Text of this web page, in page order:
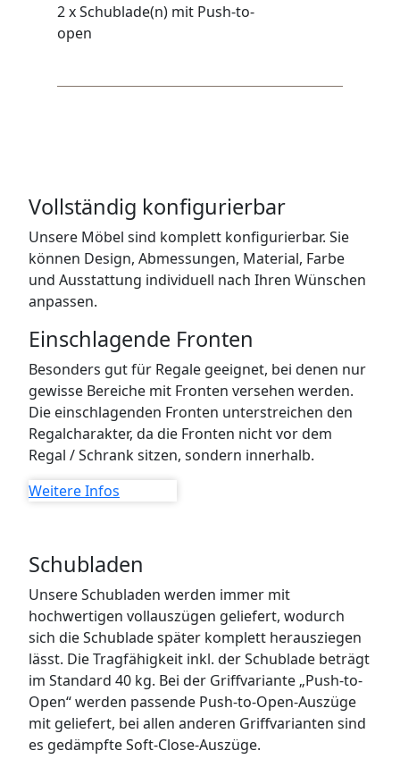
2 x Schublade(n) mit Push-to-
open
Vollständig konfigurierbar
Unsere Möbel sind komplett konfigurierbar. Sie
können Design, Abmessungen, Material, Farbe
und Ausstattung individuell nach Ihren Wünschen
anpassen.
Einschlagende Fronten
Besonders gut für Regale geeignet, bei denen nur
gewisse Bereiche mit Fronten versehen werden.
Die einschlagenden Fronten unterstreichen den
Regalcharakter, da die Fronten nicht vor dem
Regal / Schrank sitzen, sondern innerhalb.
Weitere Infos
Schubladen
Unsere Schubladen werden immer mit
hochwertigen vollauszügen geliefert, wodurch
sich die Schublade später komplett herausziegen
lässt. Die Tragfähigkeit inkl. der Schublade beträgt
im Standard 40 kg. Bei der Griffvariante „Push-to-
Open“ werden passende Push-to-Open-Auszüge
mit geliefert, bei allen anderen Griffvarianten sind
es gedämpfte Soft-Close-Auszüge.